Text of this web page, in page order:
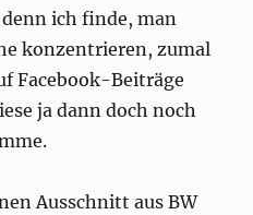
ich finde, man
konzentrieren, zumal
Facebook-Beiträge
ja dann doch noch
Ausschnitt aus BW